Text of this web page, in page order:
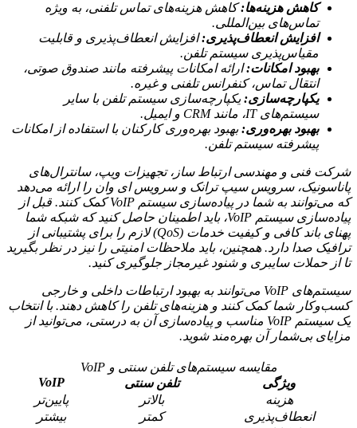
کاهش هزینه‌ها:کاهش هزینه‌های تماس تلفنی، به ویژه
تماس‌های بین‌المللی.
افزایش انعطاف‌پذیری:افزایش انعطاف‌پذیری و قابلیت
مقیاس‌پذیری سیستم تلفن.
بهبود امکانات:ارائه امکانات پیشرفته مانند صندوق صوتی،
انتقال تماس، کنفرانس تلفنی و غیره.
یکپارچه‌سازی:یکپارچه‌سازی سیستم تلفن با سایر
سیستم‌های IT، مانند CRM و ایمیل.
بهبود بهره‌وری:بهبود بهره‌وری کارکنان با استفاده از امکانات
پیشرفته سیستم تلفن.
شرکت فنی و مهندسی ارتباط ساز، تجهیزات ویپ، سانترال‌های
پاناسونیک، سرویس سیپ ترانک و سرویس ای وان را ارائه می‌دهد
که می‌توانند به شما در پیاده‌سازی سیستم VoIP کمک کنند. قبل از
پیاده‌سازی سیستم VoIP، باید اطمینان حاصل کنید که شبکه شما
پهنای باند کافی و کیفیت خدمات (QoS) لازم را برای پشتیبانی از
ترافیک صدا دارد. همچنین، باید ملاحظات امنیتی را نیز در نظر بگیرید
تا از حملات سایبری و شنود غیرمجاز جلوگیری کنید.
سیستم‌های VoIP می‌توانند به بهبود ارتباطات داخلی و خارجی
کسب‌وکار شما کمک کنند و هزینه‌های تلفن را کاهش دهند. با انتخاب
یک سیستم VoIP مناسب و پیاده‌سازی آن به درستی، می‌توانید از
مزایای بی‌شمار آن بهره‌مند شوید.
مقایسه سیستم‌های تلفن سنتی و VoIP
ویژگی
تلفن سنتی
VoIP
هزینه
بالاتر
پایین‌تر
انعطاف‌پذیری
کمتر
بیشتر